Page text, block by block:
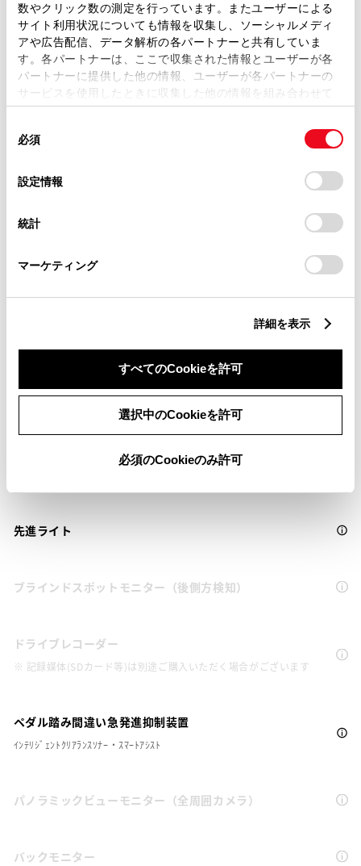
数やクリック数の測定を行っています。またユーザーによる
サイト利用状況についても情報を収集し、ソーシャルメディ
アや広告配信、データ解析の各パートナーと共有していま
す。各パートナーは、ここで収集された情報とユーザーが各
パートナーに提供した他の情報、ユーザーが各パートナーの
サービスを使用したときに収集した他の情報を組み合わせて
使用することがあります。当ウェブサイトの使用を続行する
デバイスにすべてのCookie(クッキー)が保存されることに同
意したことになります。Cookie(クッキー)のオプトアウト、
設定の変更、同意を撤回したりするにあたっては、当社の
「Cookie（クッキー）情報の取り扱いについて
」をご覧くだ
必須
設定情報
統計
マーケティング
詳細を表示
すべてのCookieを許可
選択中のCookieを許可
必須のCookieのみ許可
リモコンスターター
ETC
※ セットアップ費用は別途申し受けます
サポカー
ｽﾏｰﾄｱｼｽﾄの衝突回避支援ﾌﾞﾚｰｷ機能（対車両）
先進ライト
ブラインドスポットモニター（後側方検知）
ドライブレコーダー
※ 記録媒体(SDカード等)は別途ご購入いただく場合がございます
ペダル踏み間違い急発進抑制装置
ｲﾝﾃﾘｼﾞｪﾝﾄｸﾘｱﾗﾝｽｿﾅｰ・ｽﾏｰﾄｱｼｽﾄ
パノラミックビューモニター（全周囲カメラ）
バックモニター